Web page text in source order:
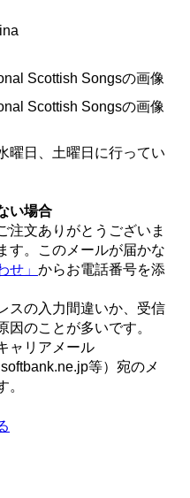
曜日、土曜日に行ってい
い場合
注文ありがとうございま
す。このメールが届かな
せ」 からお電話番号を添
スの入力間違いか、受信
のことが多いです。
ャリアメール
等）宛のメ
。